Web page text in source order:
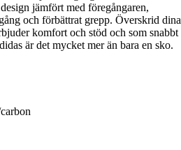
jämfört med föregångaren,
och förbättrat grepp. Överskrid dina
komfort och stöd och som snabbt
är det mycket mer än bara en sko.